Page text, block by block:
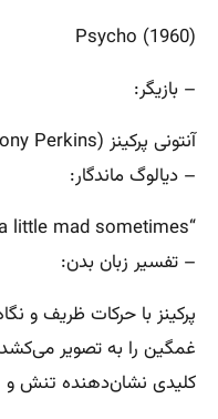
Psycho (1960)
– بازیگر:
آنتونی پرکینز (Anthony Perkins)
– دیالوگ ماندگار:
“We all go a little mad sometimes.”
– تفسیر زبان بدن:
پرکینز با حرکات ظریف و
غمگین را به تصویر
کلیدی نشان‌دهنده تنش و